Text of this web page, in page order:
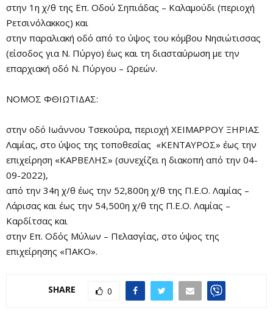
στην 1η χ/θ της Επ. Οδού Σηπιάδας – Καλαμούδι (περιοχή
Ρετσινόλακκος) και
στην παραλιακή οδό από το ύψος του κόμβου Νησιώτισσας
(είσοδος για Ν. Πύργο) έως και τη διασταύρωση με την
επαρχιακή οδό Ν. Πύργου – Ωρεών.
ΝΟΜΟΣ ΦΘΙΩΤΙΔΑΣ:
στην οδό Ιωάννου Τσεκούρα, περιοχή ΧΕΙΜΑΡΡΟΥ ΞΗΡΙΑΣ
Λαμίας, στο ύψος της τοποθεσίας «ΚΕΝΤΑΥΡΟΣ» έως την
επιχείρηση «ΚΑΡΒΕΛΗΣ» (συνεχίζει η διακοπή από την 04-
09-2022),
από την 34η χ/θ έως την 52,800η χ/θ της Π.Ε.Ο. Λαμίας –
Λάρισας και έως την 54,500η χ/θ της Π.Ε.Ο. Λαμίας –
Καρδίτσας και
στην Επ. Οδός Μύλων – Πελασγίας, στο ύψος της
επιχείρησης «ΠΑΚΟ».
SHARE 0